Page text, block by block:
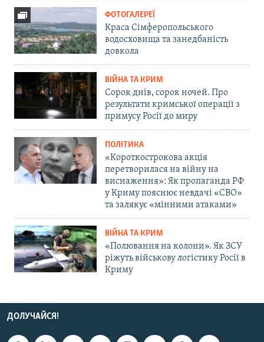
ФОТОГАЛЕРЕЇ
Краса Сімферопольського
водосховища та занедбаність
довкола
ВІЙНА ТА КРИМ
Сорок днів, сорок ночей. Про
результати кримської операції з
примусу Росії до миру
ПОЛІТИКА
«Короткострокова акція
перетворилася на війну на
виснаження»: Як пропаганда РФ
у Криму пояснює невдачі «СВО»
та залякує «мінними атаками»
ВІЙНА ТА КРИМ
«Полювання на колони». Як ЗСУ
ріжуть військову логістику Росії в
Криму
ДОЛУЧАЙСЯ!